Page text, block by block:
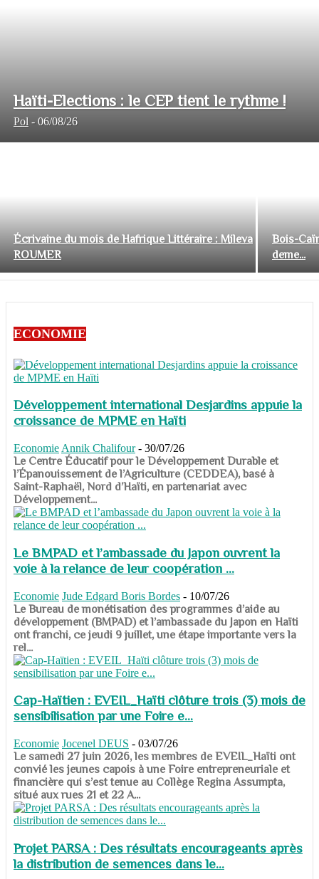
Haïti-Elections : le CEP tient le rythme !
Pol - 06/08/26
Écrivaine du mois de Hafrique Littéraire : Mileva
ROUMER
Bois-
deme...
ECONOMIE
Développement international Desjardins appuie la
croissance de MPME en Haïti
Economie Annik Chalifour - 30/07/26
​​​​​​​Le Centre Éducatif pour le Développement Durable et
l’Épanouissement de l’Agriculture (CEDDEA), basé à
Saint-Raphaël, Nord d’Haïti, en partenariat avec
Développement...
Le BMPAD et l’ambassade du Japon ouvrent la
voie à la relance de leur coopération ...
Economie Jude Edgard Boris Bordes - 10/07/26
​​​​​​​Le Bureau de monétisation des programmes d’aide au
développement (BMPAD) et l’ambassade du Japon en Haïti
ont franchi, ce jeudi 9 juillet, une étape importante vers la
rel...
Cap-Haïtien : EVEIL_Haïti clôture trois (3) mois de
sensibilisation par une Foire e...
Economie Jocenel DEUS - 03/07/26
Le samedi 27 juin 2026, les membres de EVEIL_Haïti ont
convié les jeunes capois à une Foire entrepreneuriale et
financière qui s’est tenue au Collège Regina Assumpta,
situé aux rues 21 et 22 A...
Projet PARSA : Des résultats encourageants après
la distribution de semences dans le...